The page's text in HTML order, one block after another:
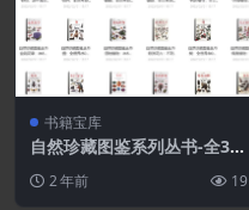
书籍宝库
自然珍藏图鉴系列丛书-全30
2 年前 19